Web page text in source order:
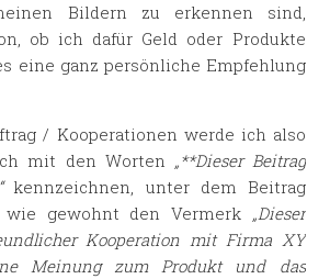
Bildern zu erkennen sind,
ob ich dafür Geld oder Produkte
eine ganz persönliche Empfehlung
/ Kooperationen werde ich also
mit den Worten „**Dieser Beitrag
kennzeichnen, unter dem Beitrag
gewohnt den Vermerk „Dieser
Kooperation mit Firma XY
Meinung zum Produkt und das